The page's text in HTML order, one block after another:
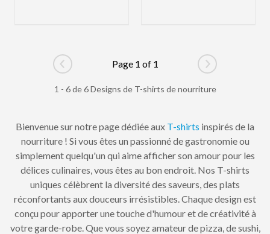
Go to previous page
Page 1 of 1
Go to next
1 - 6 de 6 Designs de T-shirts de nourriture
Bienvenue sur notre page dédiée aux T-shirts inspirés de la
nourriture ! Si vous êtes un passionné de gastronomie ou
simplement quelqu'un qui aime afficher son amour pour les
délices culinaires, vous êtes au bon endroit. Nos T-shirts
uniques célèbrent la diversité des saveurs, des plats
réconfortants aux douceurs irrésistibles. Chaque design est
conçu pour apporter une touche d'humour et de créativité à
votre garde-robe. Que vous soyez amateur de pizza, de sushi,